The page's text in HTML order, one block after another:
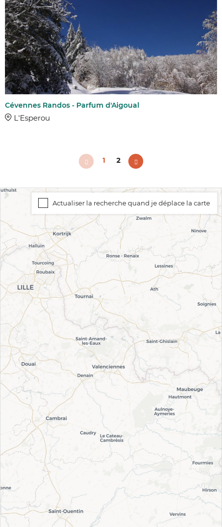
Cévennes Randos - Parfum d'Aigoual
L'Esperou
1 2
Actualiser la recherche quand je déplace la carte